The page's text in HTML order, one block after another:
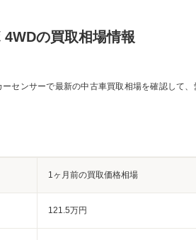
の買取相場情報
センサーで最新の中古車買取相場を確認して
1ヶ月前の買取価格相場
121.5万円